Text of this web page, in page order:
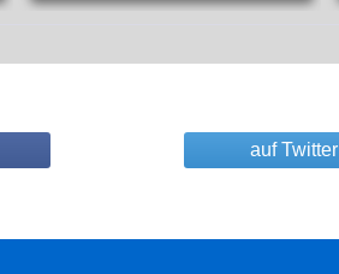
auf Twitter